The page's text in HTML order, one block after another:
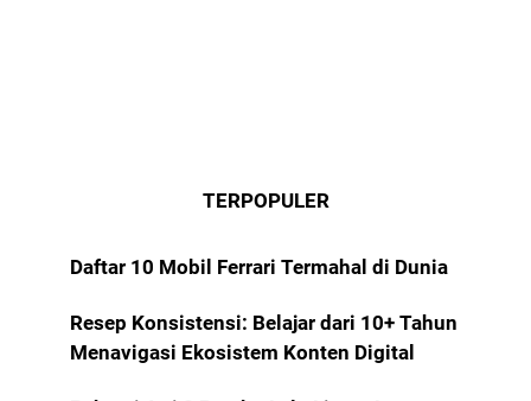
TERPOPULER
Daftar 10 Mobil Ferrari Termahal di Dunia
Resep Konsistensi: Belajar dari 10+ Tahun
Menavigasi Ekosistem Konten Digital